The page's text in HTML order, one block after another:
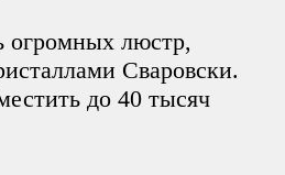
огромных люстр,
Сваровски.
до 40 тысяч